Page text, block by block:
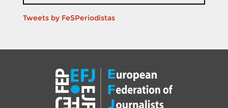
Tweets by FeSPeriodistas